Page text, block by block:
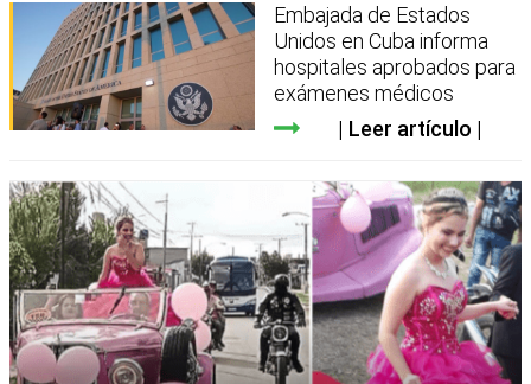
Embajada de Estados
Unidos en Cuba informa
hospitales aprobados para
exámenes médicos
Leer artículo